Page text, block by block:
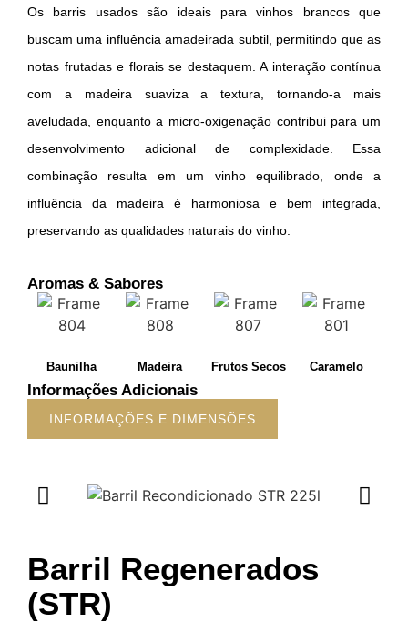
Os barris usados são ideais para vinhos brancos que
buscam uma influência amadeirada subtil, permitindo que as
notas frutadas e florais se destaquem. A interação contínua
com a madeira suaviza a textura, tornando-a mais
aveludada, enquanto a micro-oxigenação contribui para um
desenvolvimento adicional de complexidade. Essa
combinação resulta em um vinho equilibrado, onde a
influência da madeira é harmoniosa e bem integrada,
preservando as qualidades naturais do vinho.
Aromas & Sabores
Baunilha Madeira Frutos Secos Caramelo
Informações Adicionais
INFORMAÇÕES E DIMENSÕES
Barril Regenerados
(STR)